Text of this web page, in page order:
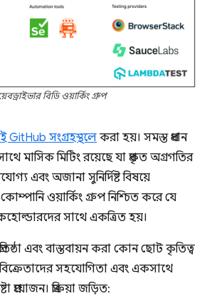
বিডি ওয়ার্কিং গ্রুপ
GitHub সংগ্রহস্থলে করা হয়। সমস্ত প্রধান
মাসিক মিটিং রয়েছে যা প্রকৃত অগ্রগতির
এবং অজানা সুনির্দিষ্ট বিষয়ে
ওয়ার্কিং গ্রুপ নিশ্চিত করে যে
সাথে একত্রিত হয়।
এবং বাস্তবায়ন করা কোন ছোট কৃতিত্ব
বিক্রেতাদের সহযোগিতা এবং একসাথে
প্রয়োজন। প্রক্রিয়া জড়িত: